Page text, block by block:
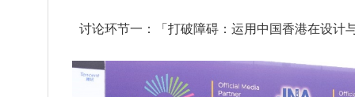
讨论环节一：「打破障碍：运用中国香港在设计